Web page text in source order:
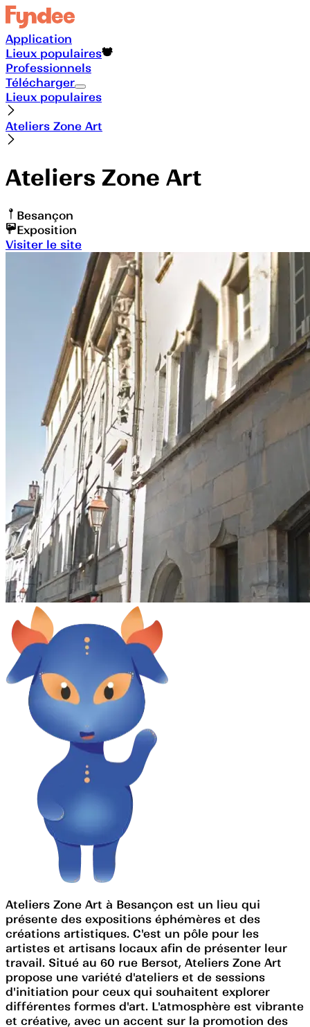
Application
Lieux populaires
Professionnels
Télécharger
Lieux populaires
Ateliers Zone Art
Ateliers Zone Art
Besançon
Exposition
Visiter le site
Ateliers Zone Art à Besançon est un lieu qui
présente des expositions éphémères et des
créations artistiques. C'est un pôle pour les
artistes et artisans locaux afin de présenter leur
travail. Situé au 60 rue Bersot, Ateliers Zone Art
propose une variété d'ateliers et de sessions
d'initiation pour ceux qui souhaitent explorer
différentes formes d'art. L'atmosphère est vibrante
et créative, avec un accent sur la promotion des